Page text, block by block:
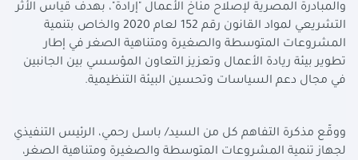
والمبادرة المصرية لإصلاح مناخ الأعمال "إرادة"، بهدف قياس الأثر
التشريعي لمواد القانون رقم 152 لعام 2020 والخاص بتنمية
المشروعات المتوسطة والصغيرة ومتناهية الصغر في إطار
تطوير بيئة ريادة الأعمال وتعزيز التعاون المؤسسي بين الجانبين
في مجال دعم السياسات وتحسين البيئة التنظيمية.
ووقّع مذكرة التفاهم كل من السيد/ باسل رحمي، الرئيس التنفيذي
لجهاز تنمية المشروعات المتوسطة والصغيرة ومتناهية الصغر،